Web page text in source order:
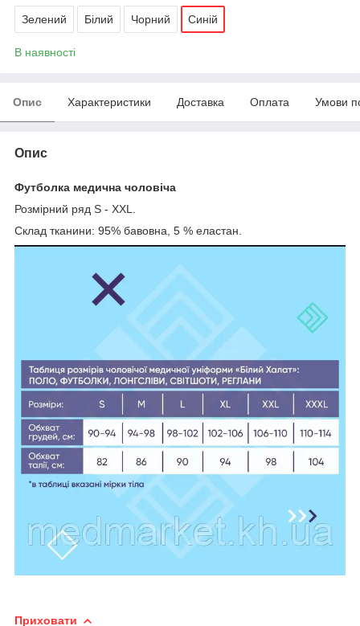
Зелений Білий Чорний Синій
В наявності
Опис Характеристики Доставка Оплата Умови
Опис
Футболка медична чоловіча
Розмірний ряд S - XXL.
Склад тканини: 95% бавовна, 5 % еластан.
Приховати